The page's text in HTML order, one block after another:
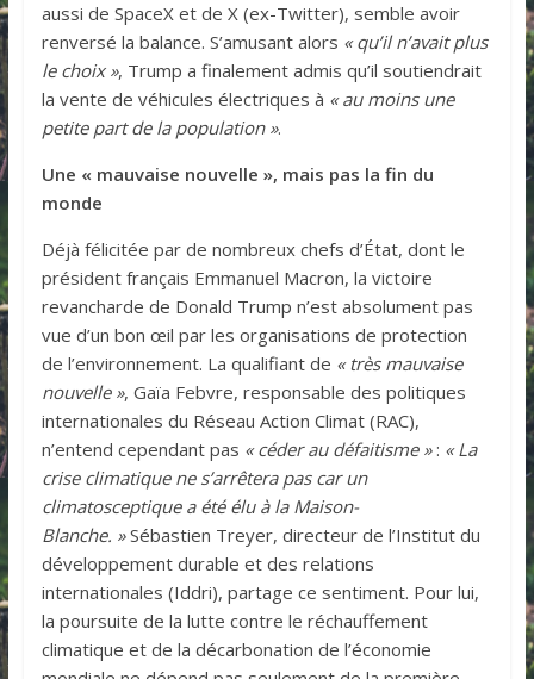
aussi de SpaceX et de X (ex-Twitter), semble avoir
renversé la balance. S’amusant alors « qu’il n’avait plus
le choix », Trump a finalement admis qu’il soutiendrait
la vente de véhicules électriques à « au moins une
petite part de la population ».
Une « mauvaise nouvelle », mais pas la fin du
monde
Déjà félicitée par de nombreux chefs d’État, dont le
président français Emmanuel Macron, la victoire
revancharde de Donald Trump n’est absolument pas
vue d’un bon œil par les organisations de protection
de l’environnement. La qualifiant de « très mauvaise
nouvelle », Gaïa Febvre, responsable des politiques
internationales du Réseau Action Climat (RAC),
n’entend cependant pas « céder au défaitisme »: « La
crise climatique ne s’arrêtera pas car un
climatosceptique a été élu à la Maison-
Blanche. »Sébastien Treyer, directeur de l’Institut du
développement durable et des relations
internationales (Iddri), partage ce sentiment. Pour lui,
la poursuite de la lutte contre le réchauffement
climatique et de la décarbonation de l’économie